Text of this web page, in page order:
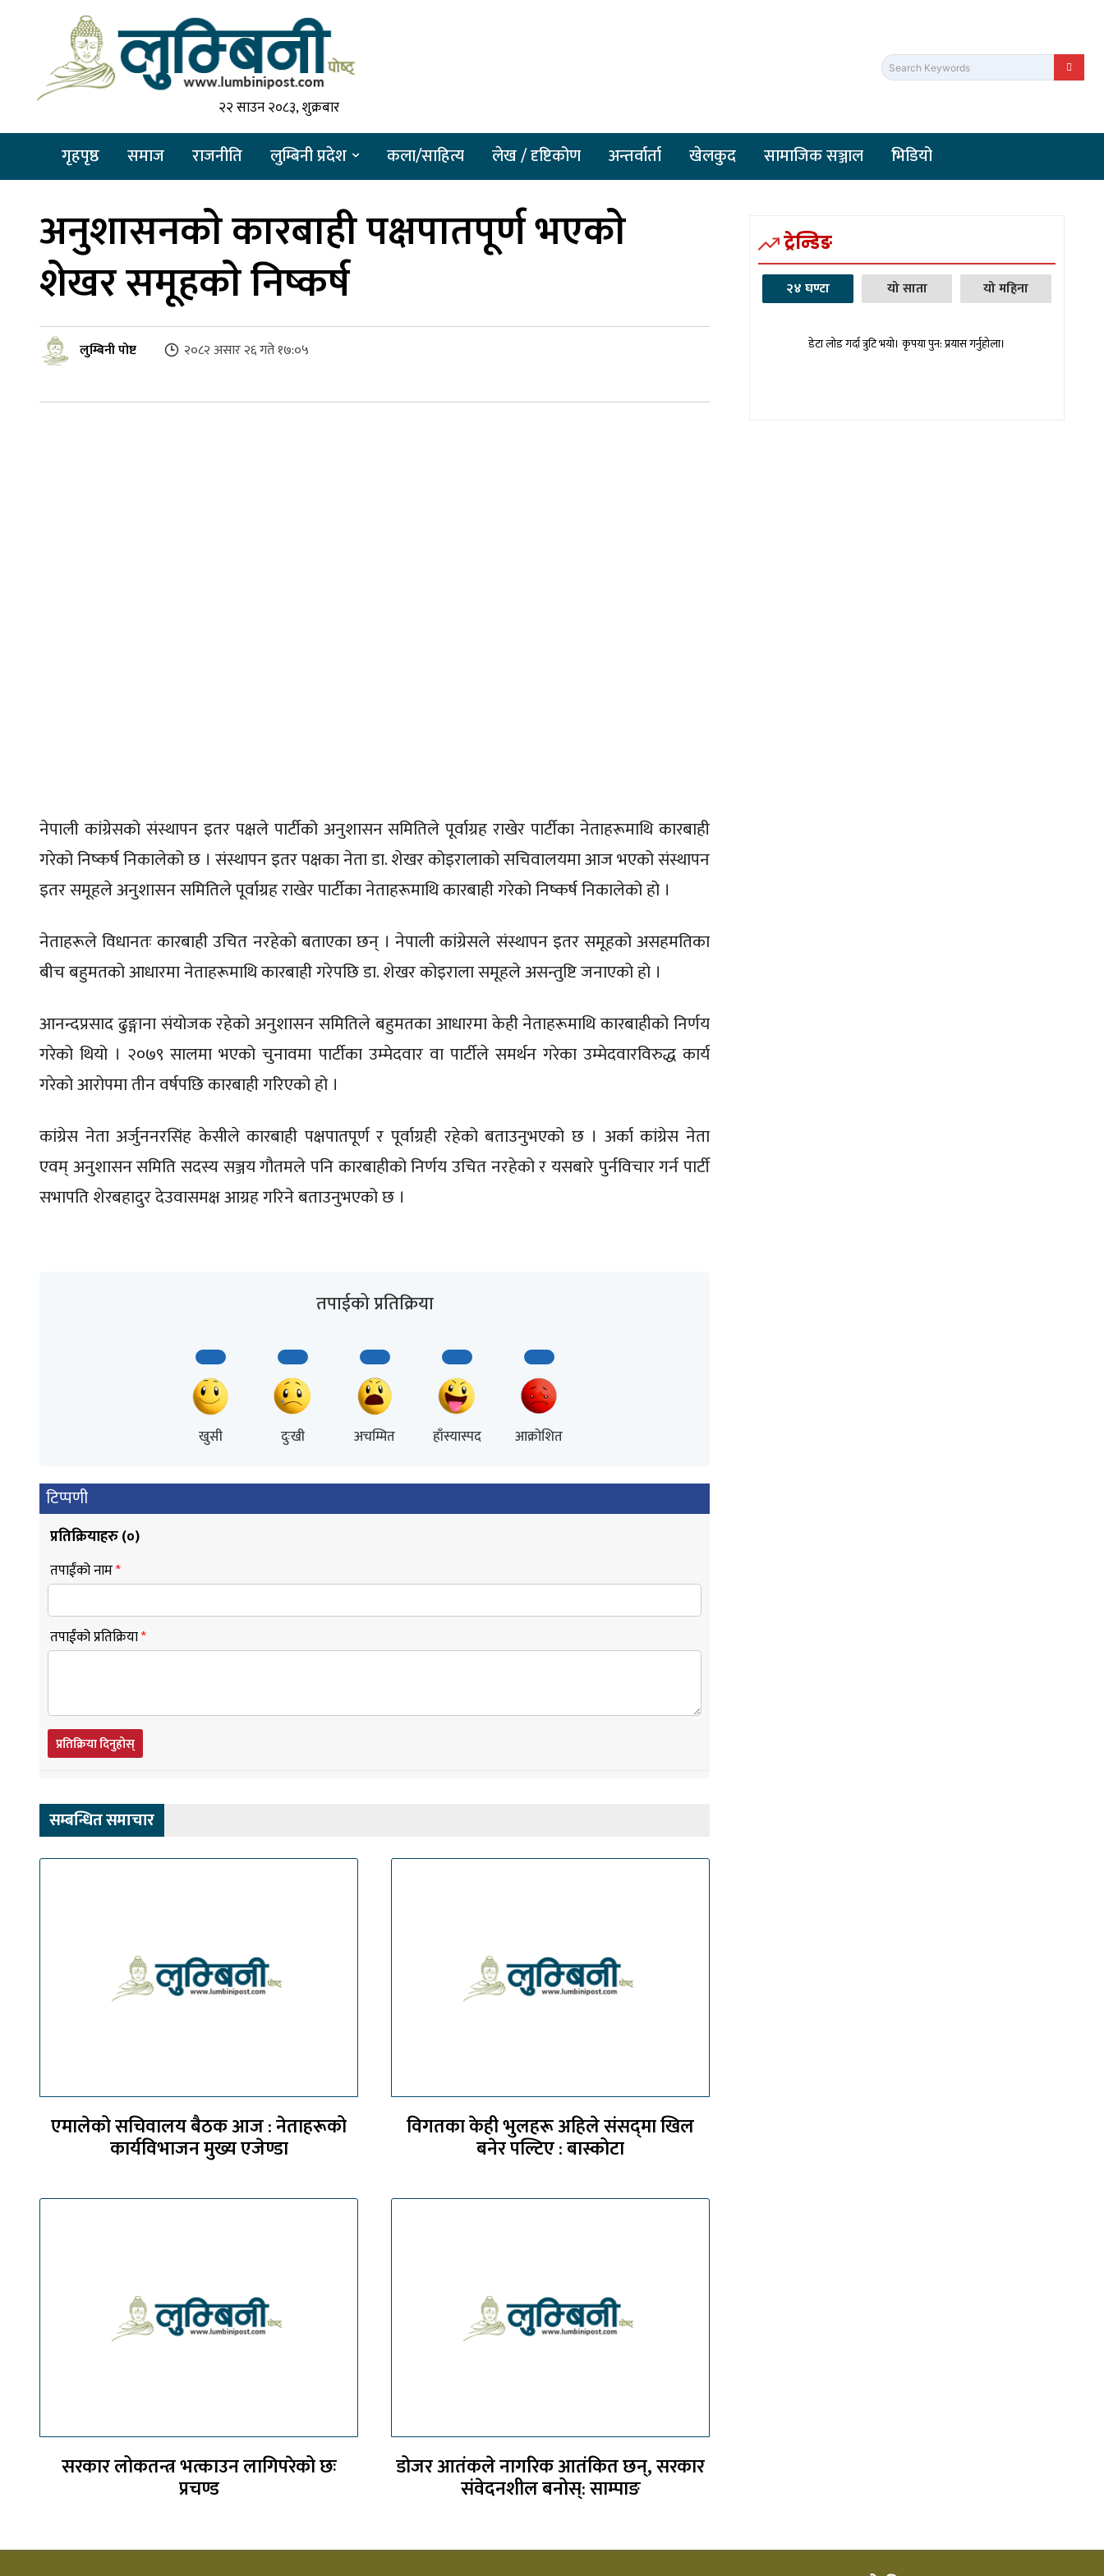
२२ साउन २०८३, शुक्रबार
Search Keywords
गृहपृष्ठ समाज राजनीति लुम्बिनी प्रदेश कला/साहित्य लेख / दृष्टिकोण अन्तर्वार्ता खेलकुद सामाजिक सञ्जाल भिडियो
अनुशासनकाे कारबाही पक्षपातपूर्ण भएकाे
शेखर समूहकाे निष्कर्ष
लुम्बिनी पोष्ट २०८२ असार २६ गते १७:०५
नेपाली कांग्रेसको संस्थापन इतर पक्षले पार्टीको अनुशासन समितिले पूर्वाग्रह राखेर पार्टीका नेताहरूमाथि कारबाही
गरेको निष्कर्ष निकालेको छ । संस्थापन इतर पक्षका नेता डा. शेखर कोइरालाको सचिवालयमा आज भएको संस्थापन
इतर समूहले अनुशासन समितिले पूर्वाग्रह राखेर पार्टीका नेताहरूमाथि कारबाही गरेको निष्कर्ष निकालेको हो ।
नेताहरूले विधानतः कारबाही उचित नरहेको बताएका छन् । नेपाली कांग्रेसले संस्थापन इतर समूहको असहमतिका
बीच बहुमतको आधारमा नेताहरूमाथि कारबाही गरेपछि डा. शेखर कोइराला समूहले असन्तुष्टि जनाएको हो ।
आनन्दप्रसाद ढुङ्गाना संयोजक रहेको अनुशासन समितिले बहुमतका आधारमा केही नेताहरूमाथि कारबाहीको निर्णय
गरेको थियो । २०७९ सालमा भएको चुनावमा पार्टीका उम्मेदवार वा पार्टीले समर्थन गरेका उम्मेदवारविरुद्ध कार्य
गरेको आरोपमा तीन वर्षपछि कारबाही गरिएको हो ।
कांग्रेस नेता अर्जुननरसिंह केसीले कारबाही पक्षपातपूर्ण र पूर्वाग्रही रहेको बताउनुभएको छ । अर्का कांग्रेस नेता
एवम् अनुशासन समिति सदस्य सञ्जय गौतमले पनि कारबाहीको निर्णय उचित नरहेको र यसबारे पुर्नविचार गर्न पार्टी
सभापति शेरबहादुर देउवासमक्ष आग्रह गरिने बताउनुभएको छ ।
तपाईको प्रतिक्रिया
खुसी दुःखी अचम्मित हाँस्यास्पद आक्रोशित
टिप्पणी
प्रतिक्रियाहरु (०)
तपाईंको नाम*
तपाईंको प्रतिक्रिया*
प्रतिक्रिया दिनुहोस्
सम्बन्धित समाचार
एमालेको सचिवालय बैठक आज : नेताहरूको
कार्यविभाजन मुख्य एजेण्डा
विगतका केही भुलहरू अहिले संसद्‍मा खिल
बनेर पल्टिए : बास्कोटा
सरकार लोकतन्त्र भत्काउन लागिपरेको छः
प्रचण्ड
डोजर आतंकले नागरिक आतंकित छन्, सरकार
संवेदनशील बनोस्: साम्पाङ
ट्रेन्डिङ
२४ घण्टा यो साता यो महिना
डेटा लोड गर्दा त्रुटि भयो। कृपया पुन: प्रयास गर्नुहोला।